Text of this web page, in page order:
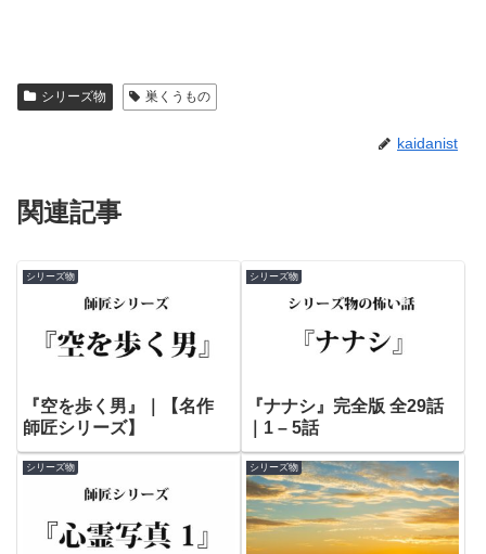
シリーズ物 巣くうもの
kaidanist
関連記事
シリーズ物
『空を歩く男』｜【名作
師匠シリーズ】
シリーズ物
『ナナシ』完全版 全29話
｜1 – 5話
シリーズ物 シリーズ物